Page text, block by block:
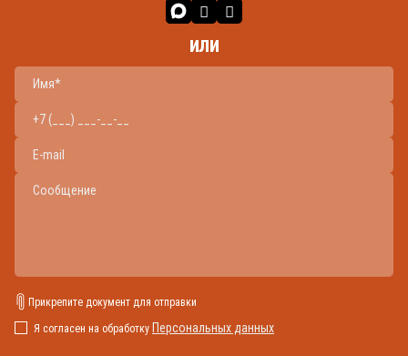
или
Прикрепите документ для отправки
Я согласен на обработку Персональных данных